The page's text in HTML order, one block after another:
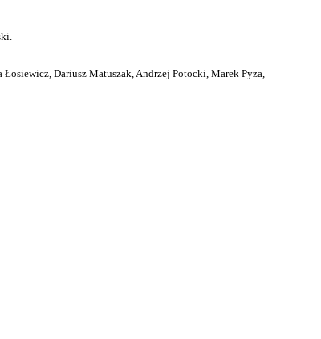
Dariusz Matuszak, Andrzej Potocki, Marek Pyza,